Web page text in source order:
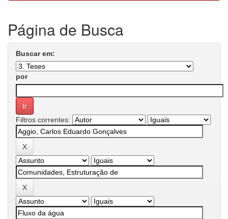
Página de Busca
Buscar em:
por
Filtros correntes: